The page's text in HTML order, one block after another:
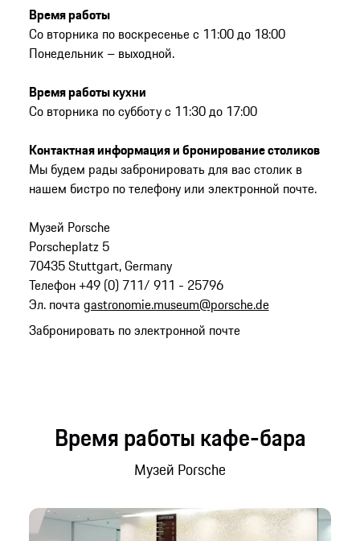
Время работы
Со вторника по воскресенье с 11:00 до 18:00
Понедельник – выходной.
Время работы кухни
Со вторника по субботу с 11:30 до 17:00
Контактная информация и бронирование столиков
Мы будем рады забронировать для вас столик в
нашем бистро по телефону или электронной почте.
Музей Porsche
Porscheplatz 5
70435 Stuttgart, Germany
Телефон +49 (0) 711/ 911 - 25796
Эл. почта gastronomie.museum@porsche.de
Забронировать по электронной почте
Время работы кафе-бара
Музей Porsche